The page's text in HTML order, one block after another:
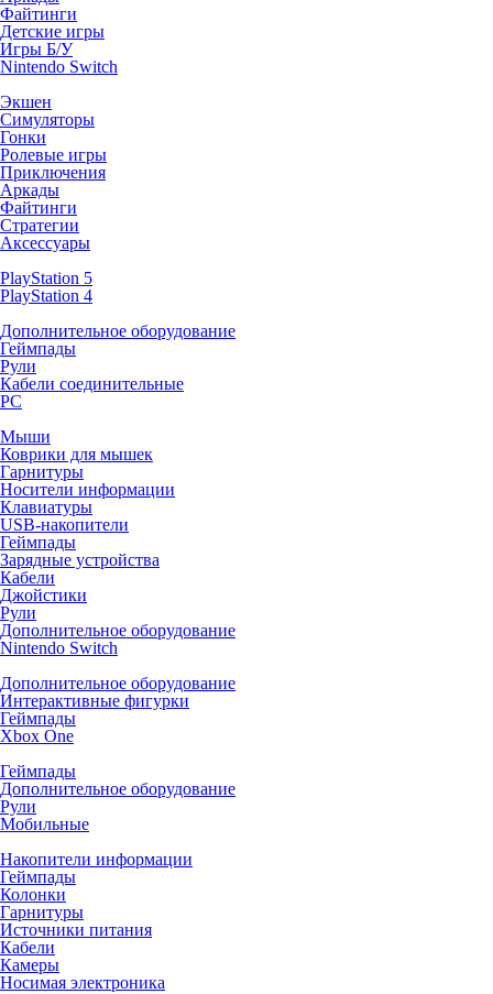
Файтинги
Детские игры
Игры Б/У
Nintendo Switch
Экшен
Симуляторы
Гонки
Ролевые игры
Приключения
Аркады
Файтинги
Стратегии
Аксессуары
PlayStation 5
PlayStation 4
Дополнительное оборудование
Геймпады
Рули
Кабели соединительные
PC
Мыши
Коврики для мышек
Гарнитуры
Носители информации
Клавиатуры
USB-накопители
Геймпады
Зарядные устройства
Кабели
Джойстики
Рули
Дополнительное оборудование
Nintendo Switch
Дополнительное оборудование
Интерактивные фигурки
Геймпады
Xbox One
Геймпады
Дополнительное оборудование
Рули
Мобильные
Накопители информации
Геймпады
Колонки
Гарнитуры
Источники питания
Кабели
Камеры
Носимая электроника